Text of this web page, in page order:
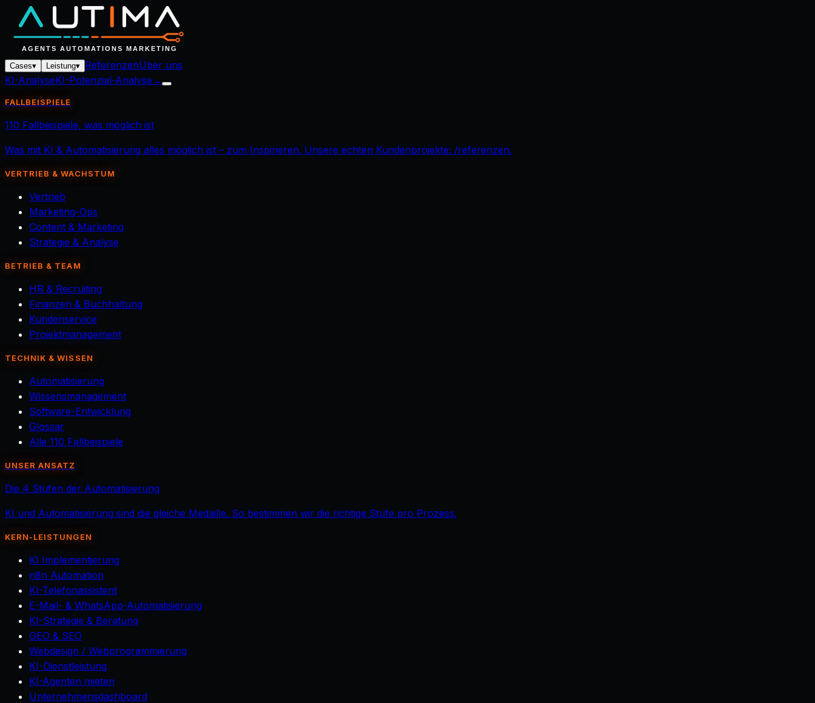
Cases▾ Leistung▾ ReferenzenÜber uns
KI-AnalyseKI-Potenzial-Analyse →
FALLBEISPIELE
110 Fallbeispiele, was möglich ist
Was mit KI & Automatisierung alles möglich ist – zum Inspirieren. Unsere echten Kundenprojekte: /referenzen.
VERTRIEB & WACHSTUM
Vertrieb
Marketing-Ops
Content & Marketing
Strategie & Analyse
BETRIEB & TEAM
HR & Recruiting
Finanzen & Buchhaltung
Kundenservice
Projektmanagement
TECHNIK & WISSEN
Automatisierung
Wissensmanagement
Software-Entwicklung
Glossar
Alle 110 Fallbeispiele
UNSER ANSATZ
Die 4 Stufen der Automatisierung
KI und Automatisierung sind die gleiche Medaille. So bestimmen wir die richtige Stufe pro Prozess.
KERN-LEISTUNGEN
KI Implementierung
n8n Automation
KI-Telefonassistent
E-Mail- & WhatsApp-Automatisierung
KI-Strategie & Beratung
GEO & SEO
Webdesign / Webprogrammierung
KI-Dienstleistung
KI-Agenten mieten
Unternehmensdashboard